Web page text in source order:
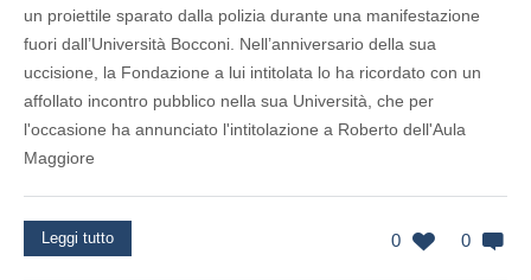
un proiettile sparato dalla polizia durante una manifestazione
fuori dall’Università Bocconi. Nell’anniversario della sua
uccisione, la Fondazione a lui intitolata lo ha ricordato con un
affollato incontro pubblico nella sua Università, che per
l'occasione ha annunciato l'intitolazione a Roberto dell'Aula
Maggiore
0 0
Leggi tutto